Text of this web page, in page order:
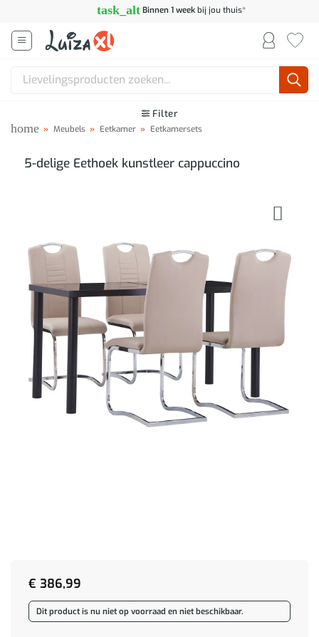
inhoud
task_alt Binnen 1 weekbij jou thuis*
Zoeken
Filter
home » Meubels » Eetkamer » Eetkamersets
5-delige Eethoek kunstleer cappuccino
€ 386,99
Dit product is nu niet op voorraad en niet beschikbaar.